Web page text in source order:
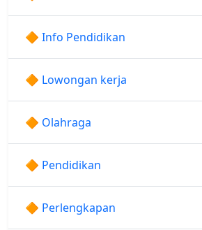
🔶 Info Pendidikan
🔶 Lowongan kerja
🔶 Olahraga
🔶 Pendidikan
🔶 Perlengkapan